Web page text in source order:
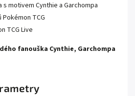
motivem Cynthie a Garchompa
TCG
TCG Live
fanouška Cynthie, Garchompa